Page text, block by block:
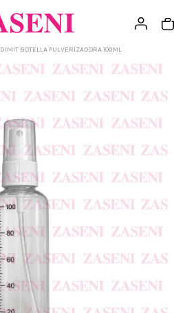
DIMIT BOTELLA PULVERIZADORA 100ML